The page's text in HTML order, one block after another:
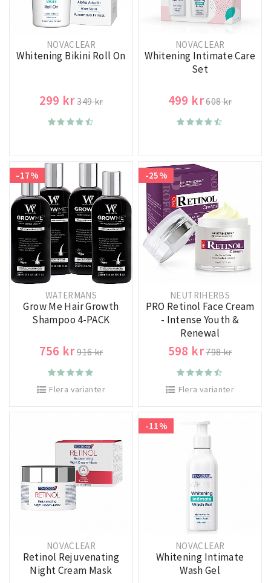
NOVACLEAR
Whitening Bikini Roll On
299 kr349 kr
NOVACLEAR
Whitening Intimate Care
Set
499 kr608 kr
-17%
WATERMANS
Grow Me Hair Growth
Shampoo 4-PACK
756 kr916 kr
Flera varianter
-25%
NEUTRIHERBS
PRO Retinol Face Cream
- Intense Youth &
Renewal
598 kr798 kr
Flera varianter
NOVACLEAR
Retinol Rejuvenating
Night Cream Mask
-11%
NOVACLEAR
Whitening Intimate
Wash Gel